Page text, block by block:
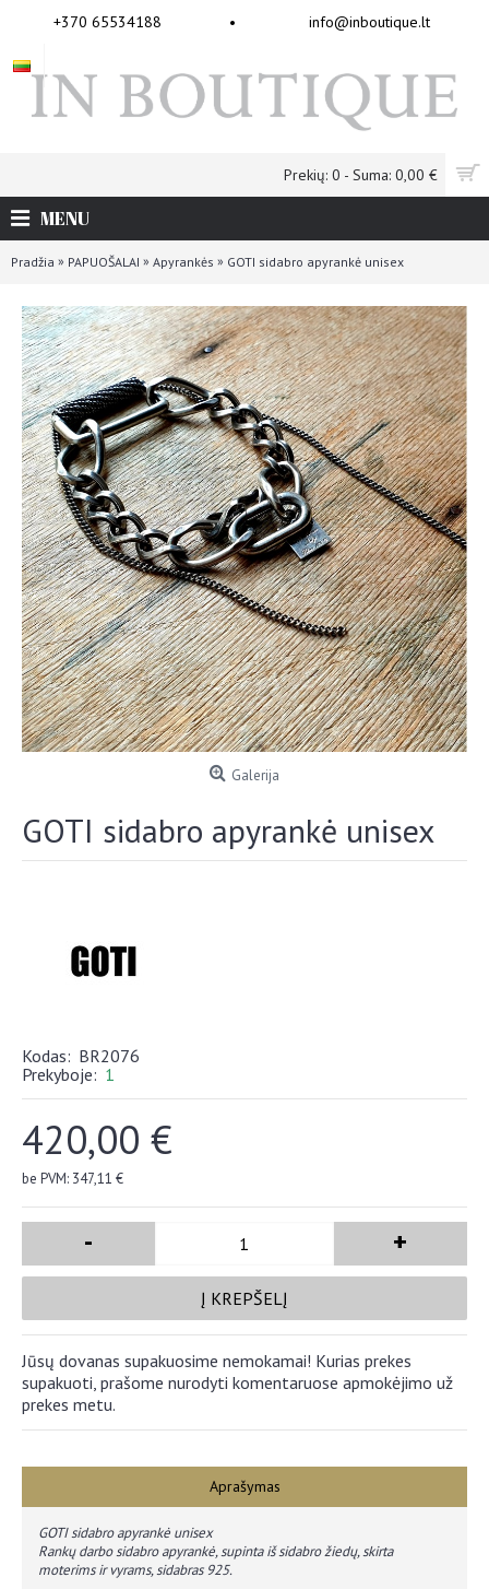
+370 65534188 • info@inboutique.lt
Prekių: 0 - Suma: 0,00 €
MENU
Pradžia » PAPUOŠALAI » Apyrankės » GOTI sidabro apyrankė unisex
Galerija
GOTI sidabro apyrankė unisex
Kodas: BR2076
Prekyboje: 1
420,00 €
be PVM: 347,11 €
- +
Į KREPŠELĮ
Jūsų dovanas supakuosime nemokamai! Kurias prekes
supakuoti, prašome nurodyti komentaruose apmokėjimo už
prekes metu.
Aprašymas
GOTI sidabro apyrankė unisex
Rankų darbo sidabro apyrankė, supinta iš sidabro žiedų, skirta
moterims ir vyrams, sidabras 925.